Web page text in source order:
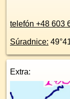
telefón +48 603
Súradnice:
Extra: